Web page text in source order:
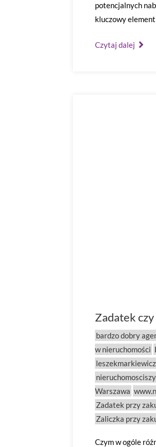
potencjalnych
kluczowy
Czytaj dalej
Zadatek
bardzo dobry
w nieruchomości
Warszawa
Zadatek przy
Zaliczka przy
Czym w ogóle